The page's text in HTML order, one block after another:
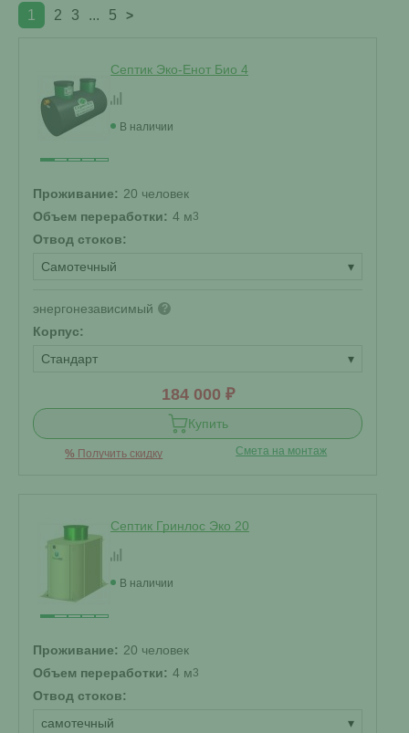
1 2 3 ... 5 >
Септик Эко-Енот Био 4
В наличии
Проживание: 20 человек
Объем переработки: 4 м3
Отвод стоков:
Самотечный
▾
энергонезависимый ?
Корпус:
Стандарт
▾
184 000 ₽
Купить
% Получить скидку Смета на монтаж
Септик Гринлос Эко 20
В наличии
Проживание: 20 человек
Объем переработки: 4 м3
Отвод стоков:
самотечный
▾